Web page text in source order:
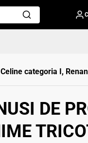
categoria I,
DE